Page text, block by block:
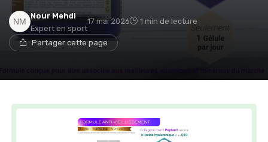
Nour Mehdi
Expert en sport
17 mai 2026 1 min de lecture
Partager cette page